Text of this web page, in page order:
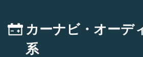
カーナビ・オーデ
系